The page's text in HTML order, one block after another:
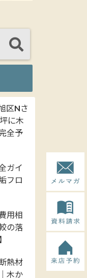
区Nさ
に木
全予
ガイ
フロ
用相
の落
熱材
木か